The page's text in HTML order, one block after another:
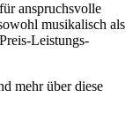
anspruchsvolle
musikalisch als
Leistungs-
mehr über diese